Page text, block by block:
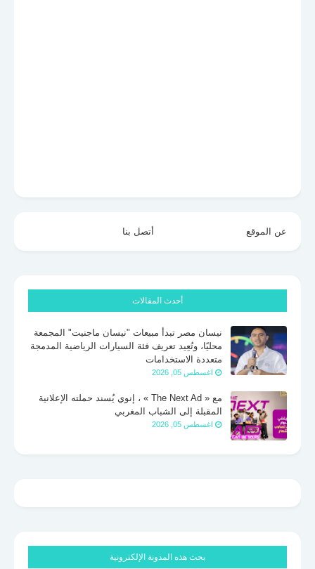
عن الموقع أتصل بنا
أحدث المقالات
نيسان مصر تبدأ مبيعات "نيسان ماجنيت" المجمعة
محليًا، وتُعِيد تعريف فئة السيارات الرياضية المدمجة
متعددة الاستخدامات
اغسطس 05, 2026
مع « The Next Ad » ، إنوي يُسند حملته الإعلانية
المقبلة إلى الشباب المغربي
اغسطس 05, 2026
بحث هذه المدونة الإلكترونية